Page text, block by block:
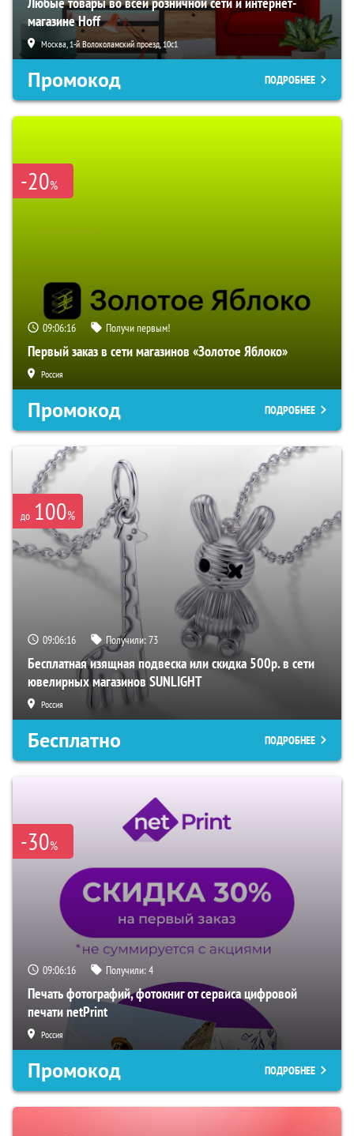
магазине Hoff
Москва, 1-й Волоколамский проезд, 10с1
Промокод ПОДРОБНЕЕ
-20%
09:06:15 Получи первым!
Первый заказ в сети магазинов «Золотое Яблоко»
Россия
Промокод ПОДРОБНЕЕ
до 100%
09:06:15 Получили:73
Бесплатная изящная подвеска или скидка 500р. в сети
ювелирных магазинов SUNLIGHT
Россия
Бесплатно ПОДРОБНЕЕ
-30%
09:06:15 Получили:4
Печать фотографий, фотокниг от сервиса цифровой
печати netPrint
Россия
Промокод ПОДРОБНЕЕ